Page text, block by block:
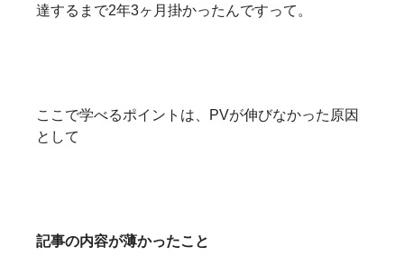
達するまで2年3ヶ月掛かったんですって。
ここで学べるポイントは、PVが伸びなかった原因
として
記事の内容が薄かったこと